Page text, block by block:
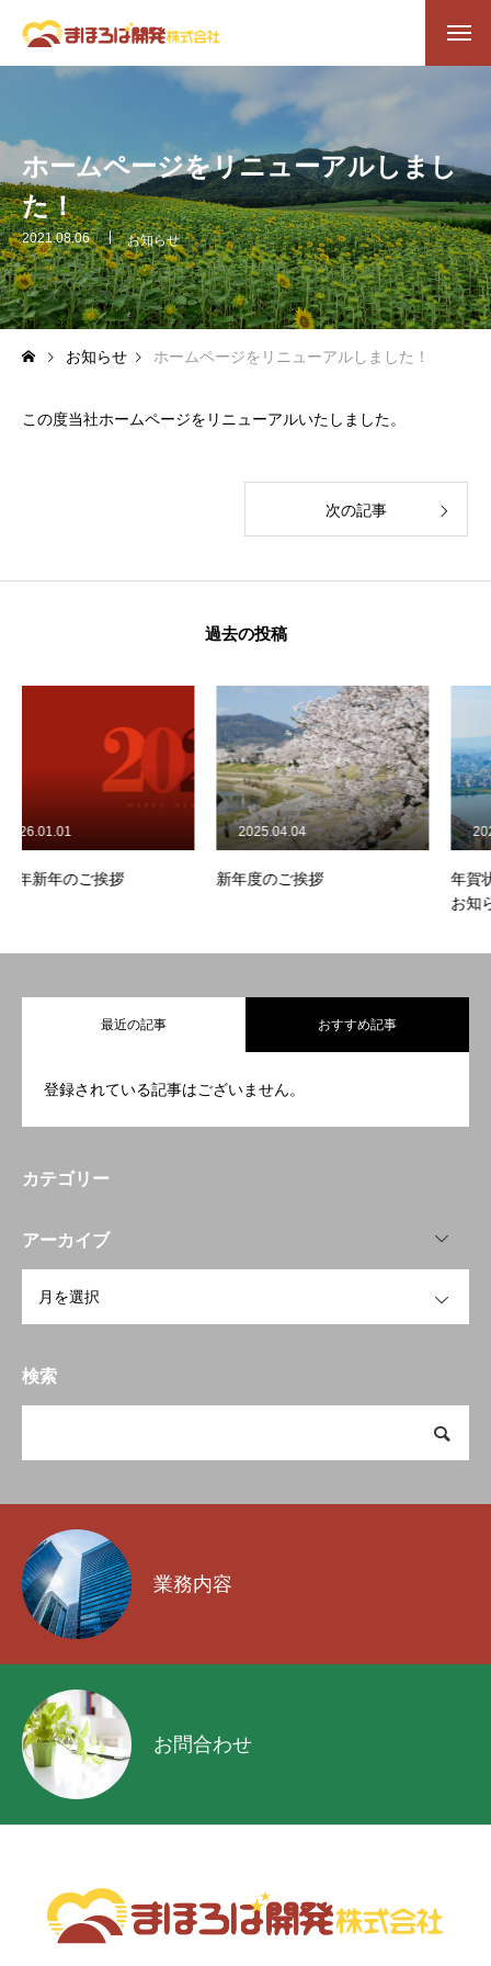
ホーム
ホームページをリニューアルしまし
た！
2021.08.06 お知らせ
お知らせ ホームページをリニューアルしました！
この度当社ホームページをリニューアルいたしました。
次の記事
過去の投稿
新年度のご挨拶
年賀状でのごあい
2023.12.02
最近の記事 おすすめ記事
登録されている記事はございません。
カテゴリー
アーカイブ
検索
業務内容
お問合わせ